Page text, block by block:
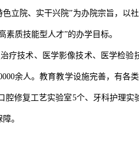
立院、实干兴院”为办院宗旨，以
质技能型人才”的办学目标。
技术、医学影像技术、医学检验
余人。教育教学设施完善，有各
腔修复工艺实验室5个、牙科护理实
。